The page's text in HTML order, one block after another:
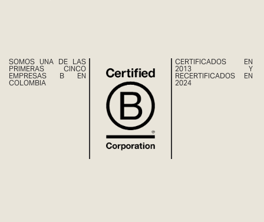
SOMOS UNA DE LAS
PRIMERAS CINCO
EMPRESAS B EN
COLOMBIA
CERTIFICADOS EN
2013 Y
RECERTIFICADOS EN
2024